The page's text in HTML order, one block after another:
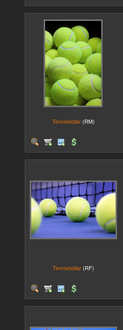
Tennisbollar (RM)
Tennisbollar (RF)